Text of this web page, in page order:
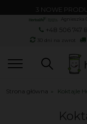
3 NOWE
Agnieszka
+48 506 747
30 dni na zwrot
Strona główna Koktajle